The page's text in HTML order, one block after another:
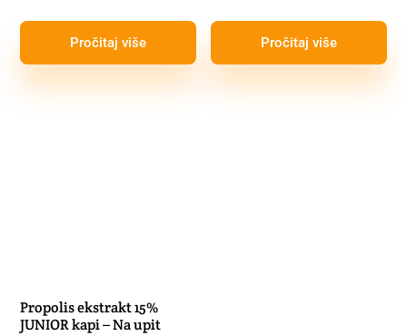
Pročitaj više Pročitaj više
Propolis ekstrakt 15%
JUNIOR kapi – Na upit